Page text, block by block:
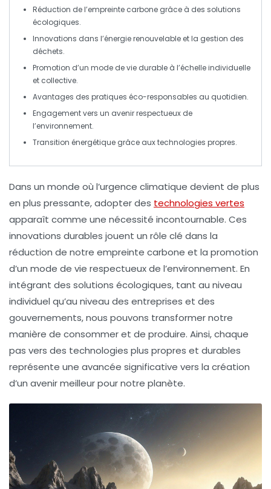
Réduction de l’empreinte carbone grâce à des solutions
écologiques.
Innovations dans l’énergie renouvelable et la gestion des
déchets.
Promotion d’un mode de vie durable à l’échelle individuelle
et collective.
Avantages des pratiques éco-responsables au quotidien.
Engagement vers un avenir respectueux de
l’environnement.
Transition énergétique grâce aux technologies propres.
Dans un monde où l’urgence climatique devient de plus
en plus pressante,adopter des technologies vertes
apparaît comme une nécessité incontournable. Ces
innovations durables jouent un rôle clé dans la
réduction de notre empreinte carbone et la promotion
d’un mode de vie respectueux de l’environnement. En
intégrant des solutions écologiques, tant au niveau
individuel qu’au niveau des entreprises et des
gouvernements, nous pouvons transformer notre
manière de consommer et de produire. Ainsi, chaque
pas vers des technologies plus propres et durables
représente une avancée significative vers la création
d’un avenir meilleurpour notre planète.